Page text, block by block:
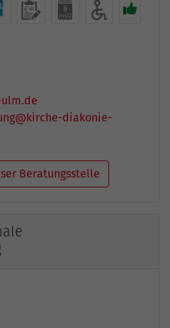
diakonie-
Beratungsstelle